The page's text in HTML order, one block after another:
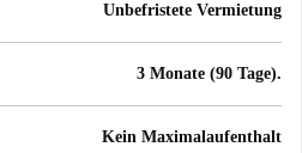
Unbefristete Vermietung
3 Monate (90 Tage).
Kein Maximalaufenthalt